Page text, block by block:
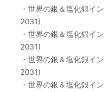
・世界の銀＆塩化銀イ
2031)
・世界の銀＆塩化銀イ
2031)
・世界の銀＆塩化銀イ
2031)
・世界の銀＆塩化銀イ